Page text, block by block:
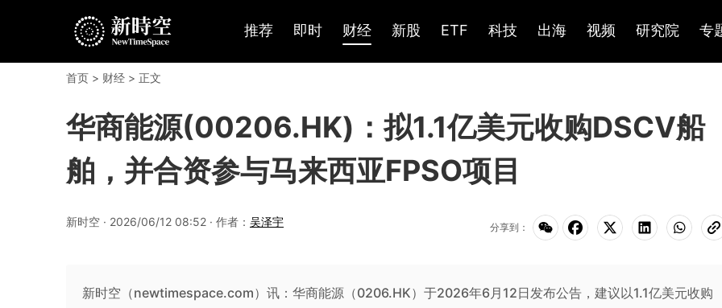
推荐 即时 财经 新股 ETF 科技 出海 视频 研究院 专
首页 > 财经 > 正文
华商能源(00206.HK)：拟1.1亿美元收购DSCV船
舶，并合资参与马来西亚FPSO项目
新时空 · 2026/06/12 08:52 · 作者： 吴泽宇 分享到：
新时空（newtimespace.com）讯：华商能源（0206.HK）于2026年6月12日发布公告，建议以1.1亿美元收购